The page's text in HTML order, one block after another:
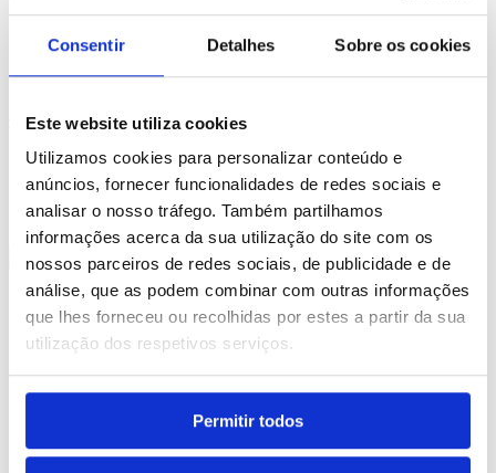
Consentir Detalhes Sobre os cookies
Este website utiliza cookies
Utilizamos cookies para personalizar conteúdo e
anúncios, fornecer funcionalidades de redes sociais e
analisar o nosso tráfego. Também partilhamos
informações acerca da sua utilização do site com os
nossos parceiros de redes sociais, de publicidade e de
análise, que as podem combinar com outras informações
que lhes forneceu ou recolhidas por estes a partir da sua
utilização dos respetivos serviços.
Permitir todos
Precisa de um orçamento personalizado?
Estamos ao dispor para responder aos seus pedidos.
Orçamento
Gostaria de receber a nossa newsletter?
Preencha o formulário e receba todas as nossas novidades.
Subscrever
Ajuda
Personalizações
FAQs
Livro de Reclamações
Resolução de Litígios Online
Blog